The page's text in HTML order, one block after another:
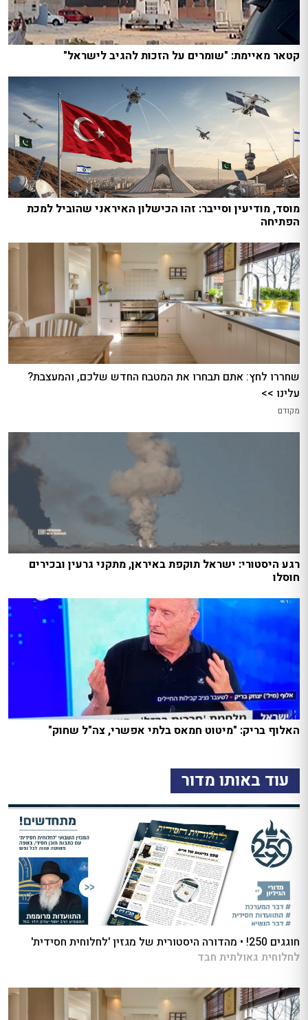
קטאר מאיימת: "שומרים על הזכות להגיב לישראל"
מוסד, מודיעין וסייבר: זהו הכישלון האיראני שהוביל למכת
הפתיחה
שחררו לחץ: אתם תבחרו את המטבח החדש שלכם, והמעצבת?
עלינו >>
מקודם
רגע היסטורי: ישראל תוקפת באיראן, מתקני גרעין ובכירים
חוסלו
האלוף בריק: "מיטוט חמאס בלתי אפשרי, צה"ל שחוק"
עוד באותו מדור
חוגגים 250! • מהדורה היסטורית של מגזין 'לחלוחית חסידית'
לחלוחית גאולתית חבד